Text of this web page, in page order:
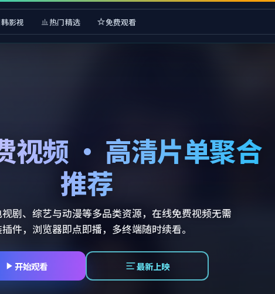
韩影视 热门精选 免费观看
视频 · 高清片单聚合
推荐
剧、综艺与动漫等多品类资源，在线免费视频无需
件，浏览器即点即播，多终端随时续看。
开始观看 最新上映